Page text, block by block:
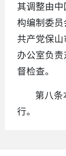
其调整由
构编制委
共产党保
办公室负
督检查。
第八
行。